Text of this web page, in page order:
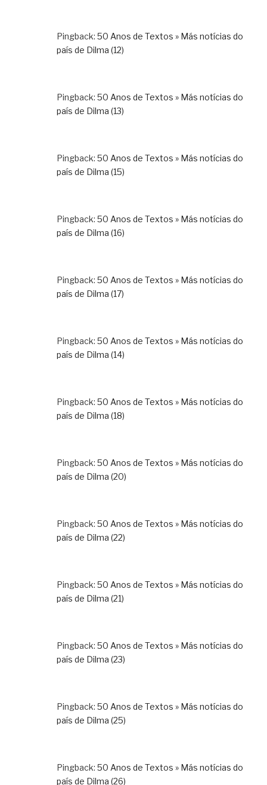
Pingback: 50 Anos de Textos » Más notícias do
país de Dilma (12)
Pingback: 50 Anos de Textos » Más notícias do
país de Dilma (13)
Pingback: 50 Anos de Textos » Más notícias do
país de Dilma (15)
Pingback: 50 Anos de Textos » Más notícias do
país de Dilma (16)
Pingback: 50 Anos de Textos » Más notícias do
país de Dilma (17)
Pingback: 50 Anos de Textos » Más notícias do
país de Dilma (14)
Pingback: 50 Anos de Textos » Más notícias do
país de Dilma (18)
Pingback: 50 Anos de Textos » Más notícias do
país de Dilma (20)
Pingback: 50 Anos de Textos » Más notícias do
país de Dilma (22)
Pingback: 50 Anos de Textos » Más notícias do
país de Dilma (21)
Pingback: 50 Anos de Textos » Más notícias do
país de Dilma (23)
Pingback: 50 Anos de Textos » Más notícias do
país de Dilma (25)
Pingback: 50 Anos de Textos » Más notícias do
país de Dilma (26)